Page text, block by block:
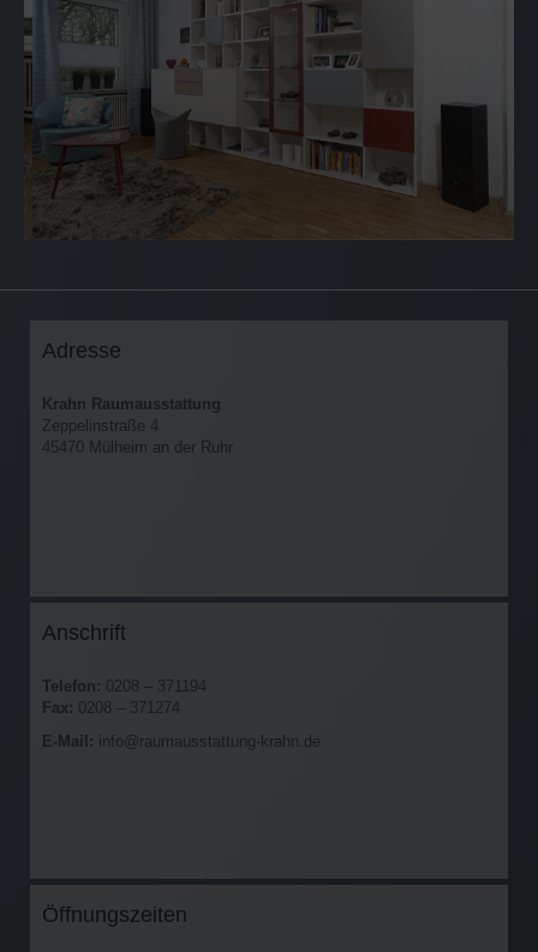
Adresse
Krahn Raumausstattung
Zeppelinstraße 4
45470 Mülheim an der Ruhr
Anschrift
Telefon: 0208 – 371194
Fax: 0208 – 371274
E-Mail: info@raumausstattung-krahn.de
Öffnungszeiten